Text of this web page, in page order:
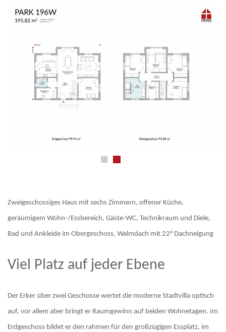
Zweigeschossiges Haus mit sechs Zimmern, offener Küche,
geräumigem Wohn-/Essbereich, Gäste-WC, Technikraum und Diele,
Bad und Ankleide im Obergeschoss, Walmdach mit 22° Dachneigung
Viel Platz auf jeder Ebene
Der Erker über zwei Geschosse wertet die moderne Stadtvilla optisch
auf, vor allem aber bringt er Raumgewinn auf beiden Wohnetagen. Im
Erdgeschoss bildet er den rahmen für den großzügigen Essplatz, im